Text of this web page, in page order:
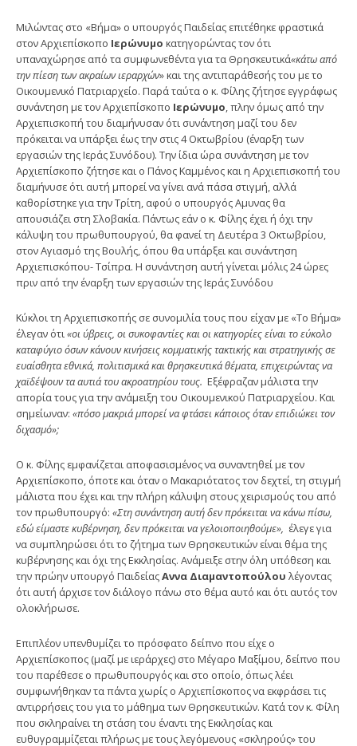
Μιλώντας στο «Βήμα» ο υπουργός Παιδείας επιτέθηκε φραστικά
στον Αρχιεπίσκοπο Ιερώνυμο κατηγορώντας τον ότι
υπαναχώρησε από τα συμφωνεθέντα για τα Θρησκευτικά«κάτω από
την πίεση των ακραίων ιεραρχών» και της αντιπαράθεσής του με το
Οικουμενικό Πατριαρχείο. Παρά ταύτα ο κ. Φίλης ζήτησε εγγράφως
συνάντηση με τον Αρχιεπίσκοπο Ιερώνυμο, πλην όμως από την
Αρχιεπισκοπή του διαμήνυσαν ότι συνάντηση μαζί του δεν
πρόκειται να υπάρξει έως την στις 4 Οκτωβρίου (έναρξη των
εργασιών της Ιεράς Συνόδου). Την ίδια ώρα συνάντηση με τον
Αρχιεπίσκοπο ζήτησε και ο Πάνος Καμμένος και η Αρχιεπισκοπή του
διαμήνυσε ότι αυτή μπορεί να γίνει ανά πάσα στιγμή, αλλά
καθορίστηκε για την Τρίτη, αφού ο υπουργός Αμυνας θα
απουσιάζει στη Σλοβακία. Πάντως εάν ο κ. Φίλης έχει ή όχι την
κάλυψη του πρωθυπουργού, θα φανεί τη Δευτέρα 3 Οκτωβρίου,
στον Αγιασμό της Βουλής, όπου θα υπάρξει και συνάντηση
Αρχιεπισκόπου- Τσίπρα. Η συνάντηση αυτή γίνεται μόλις 24 ώρες
πριν από την έναρξη των εργασιών της Ιεράς Συνόδου
Κύκλοι τη Αρχιεπισκοπής σε συνομιλία τους που είχαν με «Το Βήμα»
έλεγαν ότι«οι ύβρεις, οι συκοφαντίες και οι κατηγορίες είναι το εύκολο
καταφύγιο όσων κάνουν κινήσεις κομματικής τακτικής και στρατηγικής σε
ευαίσθητα εθνικά, πολιτισμικά και θρησκευτικά θέματα, επιχειρώντας να
χαϊδέψουν τα αυτιά του ακροατηρίου τους. Εξέφραζαν μάλιστα την
απορία τους για την ανάμειξη του Οικουμενικού Πατριαρχείου. Και
σημείωναν: «πόσο μακριά μπορεί να φτάσει κάποιος όταν επιδιώκει τον
διχασμό»;
Ο κ. Φίλης εμφανίζεται αποφασισμένος να συναντηθεί με τον
Αρχιεπίσκοπο, όποτε και όταν ο Μακαριότατος τον δεχτεί, τη στιγμή
μάλιστα που έχει και την πλήρη κάλυψη στους χειρισμούς του από
τον πρωθυπουργό: «Στη συνάντηση αυτή δεν πρόκειται να κάνω πίσω,
εδώ είμαστε κυβέρνηση, δεν πρόκειται να γελοιοποιηθούμε», έλεγε για
να συμπληρώσει ότι το ζήτημα των Θρησκευτικών είναι θέμα της
κυβέρνησης και όχι της Εκκλησίας. Ανάμειξε στην όλη υπόθεση και
την πρώην υπουργό ΠαιδείαςΑννα Διαμαντοπούλου λέγοντας
ότι αυτή άρχισε τον διάλογο πάνω στο θέμα αυτό και ότι αυτός τον
ολοκλήρωσε.
Επιπλέον υπενθυμίζει το πρόσφατο δείπνο που είχε ο
Αρχιεπίσκοπος (μαζί με ιεράρχες) στο Μέγαρο Μαξίμου, δείπνο που
του παρέθεσε ο πρωθυπουργός και στο οποίο, όπως λέει
συμφωνήθηκαν τα πάντα χωρίς ο Αρχιεπίσκοπος να εκφράσει τις
αντιρρήσεις του για το μάθημα των Θρησκευτικών. Κατά τον κ. Φίλη
που σκληραίνει τη στάση του έναντι της Εκκλησίας και
ευθυγραμμίζεται πλήρως με τους λεγόμενους «σκληρούς» του